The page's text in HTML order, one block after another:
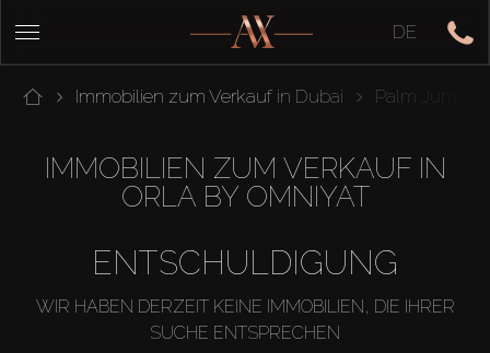
DE
Immobilien zum Verkauf in Dubai Palm
IMMOBILIEN ZUM VERKAUF IN
ORLA BY OMNIYAT
ENTSCHULDIGUNG
WIR HABEN DERZEIT KEINE IMMOBILIEN, DIE IHRER
SUCHE ENTSPRECHEN